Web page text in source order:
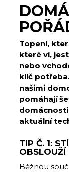
Topení,
které ví,
nebo
klíč
našimi
pomáhají
aktuální
TIP Č. 1:
OBSLOUŽÍ
Běžnou